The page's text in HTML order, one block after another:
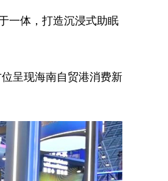
一体，打造沉浸式助眠
呈现海南自贸港消费新